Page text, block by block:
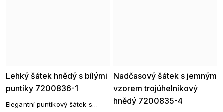
Lehký šátek hnědý s bílými
puntíky 7200836-1
Elegantní puntíkový šátek s
Nadčasový šátek s jemným
vzorem trojúhelníkový
hnědý 7200835-4